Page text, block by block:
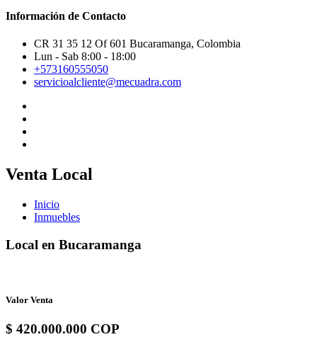
Información de Contacto
CR 31 35 12 Of 601 Bucaramanga, Colombia
Lun - Sab 8:00 - 18:00
+573160555050
servicioalcliente@mecuadra.com
Venta Local
Inicio
Inmuebles
Local en Bucaramanga
Valor Venta
$ 420.000.000 COP